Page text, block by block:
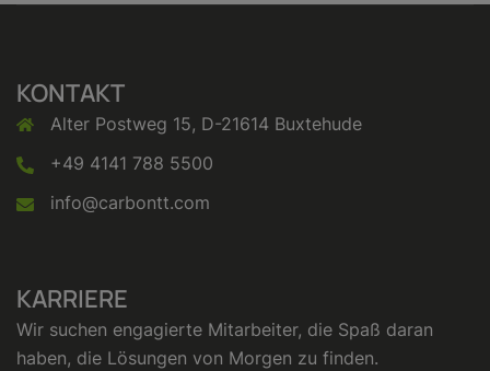
KONTAKT
Alter Postweg 15, D-21614 Buxtehude
+49 4141 788 5500
info@carbontt.com
KARRIERE
Wir suchen engagierte Mitarbeiter, die Spaß daran
haben, die Lösungen von Morgen zu finden.